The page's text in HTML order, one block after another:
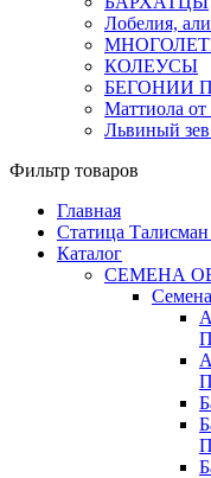
Лобелия,
КОЛЕУСЫ
БЕГОНИИ
Маттиола
Львиный
Фильтр товаров
Главная
Статица
Каталог
СЕМЕНА